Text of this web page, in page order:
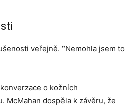
veřejně. “Nemohla jsem to
o kožních
McMahan dospěla k závěru, že